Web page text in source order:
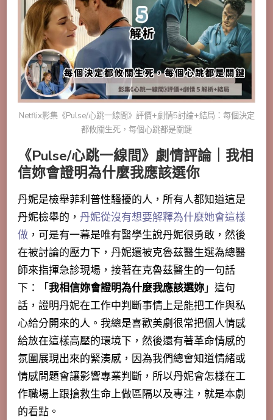
Netflix影集《Pulse/心跳一線間》評價+劇情5討論+結局：每個決定
都攸關生死，每個心跳都是關鍵
《Pulse/心跳一線間》劇情評論｜我相
信妳會證明為什麼我應該選你
丹妮是檢舉菲利普性騷擾的人，所有人都知道這是
丹妮檢舉的， 丹妮從沒有想要解釋為什麼她會這樣
做 ，可是有一幕是唯有醫學生說丹妮很勇敢，然後
在被討論的壓力下，丹妮還被克魯茲醫生選為總醫
師來指揮急診現場，接著在克魯茲醫生的一句話
下：「我相信妳會證明為什麼我應該選妳」這句
話，證明丹妮在工作中判斷事情上是能把工作與私
心給分開來的人。我總是喜歡美劇很常把個人情感
給放在這樣高壓的環境下，然後還有著革命情感的
氛圍展現出來的緊湊感，因為我們總會知道情緒或
情感問題會讓影響專業判斷，所以丹妮會怎樣在工
作職場上跟搶救生命上做區隔以及專注，就是本劇
的看點。